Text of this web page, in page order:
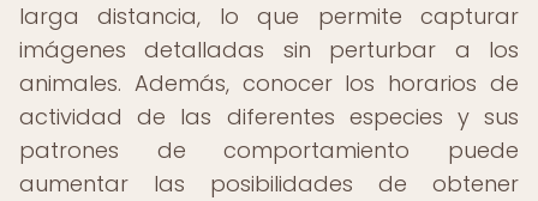
larga distancia, lo que permite capturar
imágenes detalladas sin perturbar a los
animales. Además, conocer los horarios de
actividad de las diferentes especies y sus
patrones de comportamiento puede
aumentar las posibilidades de obtener